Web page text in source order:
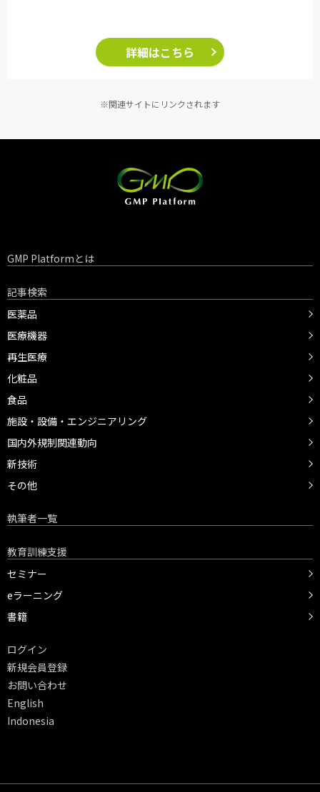
詳細はこちら
※関連サイトにリンクされます
GMP Platformとは
記事検索
医薬品
医療機器
再生医療
化粧品
食品
施設・設備・エンジニアリング
国内外規制関連動向
新技術
その他
執筆者一覧
教育訓練支援
セミナー
eラーニング
書籍
ログイン
新規会員登録
お問い合わせ
English
Indonesia